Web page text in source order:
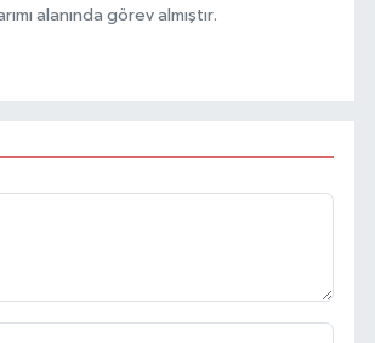
alanında görev almıştır.